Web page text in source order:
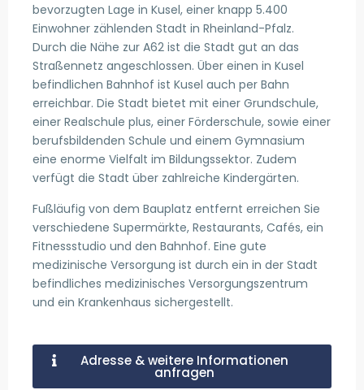
bevorzugten Lage in Kusel, einer knapp 5.400
Einwohner zählenden Stadt in Rheinland-Pfalz.
Durch die Nähe zur A62 ist die Stadt gut an das
Straßennetz angeschlossen. Über einen in Kusel
befindlichen Bahnhof ist Kusel auch per Bahn
erreichbar. Die Stadt bietet mit einer Grundschule,
einer Realschule plus, einer Förderschule, sowie einer
berufsbildenden Schule und einem Gymnasium
eine enorme Vielfalt im Bildungssektor. Zudem
verfügt die Stadt über zahlreiche Kindergärten.
Fußläufig von dem Bauplatz entfernt erreichen Sie
verschiedene Supermärkte, Restaurants, Cafés, ein
Fitnessstudio und den Bahnhof. Eine gute
medizinische Versorgung ist durch ein in der Stadt
befindliches medizinisches Versorgungszentrum
und ein Krankenhaus sichergestellt.
Adresse & weitere Informationen
anfragen